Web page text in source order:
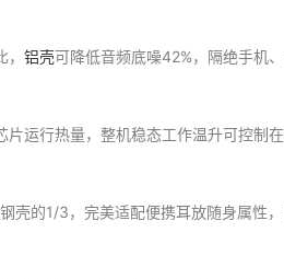
铝壳可降低音频底噪42%，隔绝手机
运行热量，整机稳态工作温升可控制
壳的1/3，完美适配便携耳放随身属性